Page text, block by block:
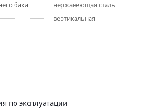
бака
нержавеющая сталь
вертикальная
по эксплуатации